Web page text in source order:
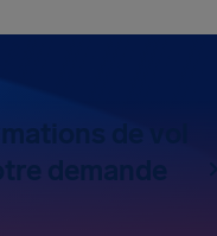
de vol